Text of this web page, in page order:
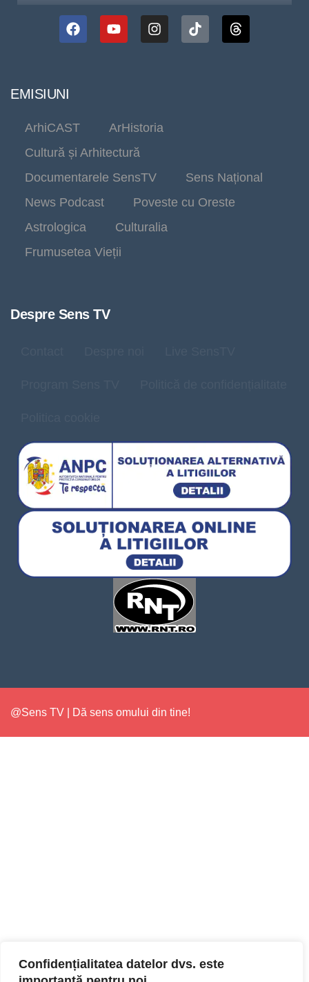
Confidențialitatea datelor dvs. este
EMISIUNI
ArhiCAST
ArHistoria
Cultură și Arhitectură
Documentarele SensTV
Sens Național
News Podcast
Poveste cu Oreste
Astrologica
Culturalia
Frumusetea Vieții
Despre Sens TV
@Sens TV | Dă sens omului din tine!